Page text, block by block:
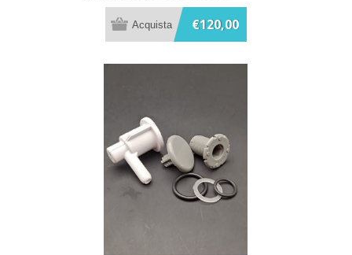
€120,00